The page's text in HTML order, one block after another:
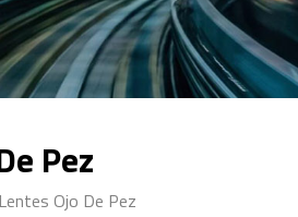
Pez
Lentes Ojo De Pez